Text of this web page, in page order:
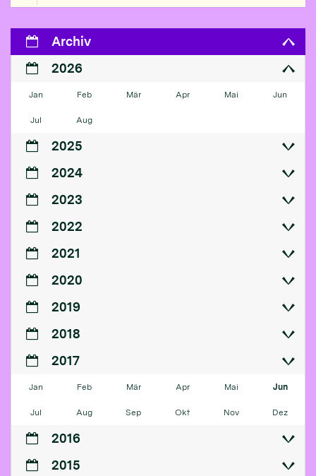
Archiv
2026
Jan Feb Mär Apr Mai Jun
Jul Aug
2025
2024
2023
2022
2021
2020
2019
2018
2017
Jan Feb Mär Apr Mai Jun
Jul Aug Sep Okt Nov Dez
2016
2015